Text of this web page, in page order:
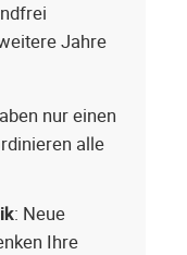
Jahre
nur einen
alle
: Neue
Ihre